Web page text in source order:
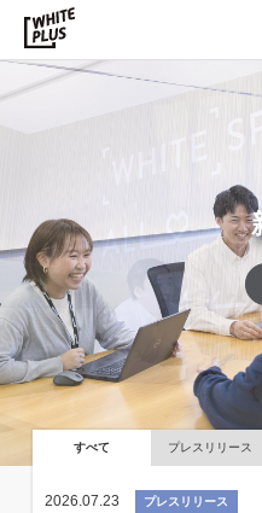
すべて プレスリリース
2026.07.23 プレスリリース